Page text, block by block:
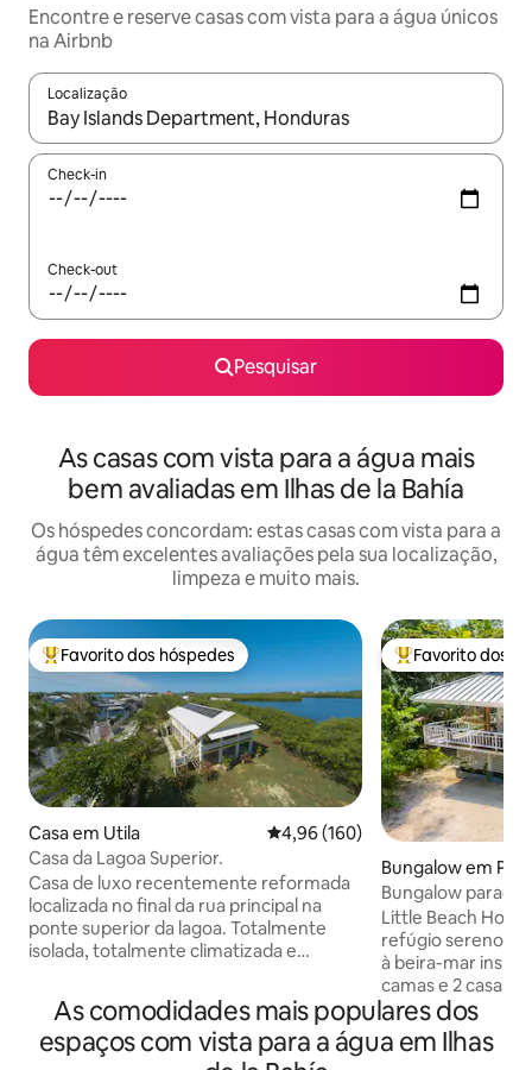
Encontre e reserve casas com vista para a água únicos
na Airbnb
Localização
Quando os resultados estiverem disponíveis, navegue com
Check-in
Check-out
Pesquisar
As casas com vista para a água mais
bem avaliadas em Ilhas de la Bahía
Os hóspedes concordam: estas casas com vista para a
água têm excelentes avaliações pela sua localização,
limpeza e muito mais.
Favoritos dos hóspedes mais apreciados
Favorito dos hóspedes
Casa em Utila Classificação média de 4,96 em
4,96 (160)
Casa da Lagoa Superior.
Casa de luxo recentemente reformada
localizada no final da rua principal na
ponte superior da lagoa. Totalmente
isolada, totalmente climatizada e
Construído de acordo com o código de
construção dos EUA. Curta caminhada
até centros de mergulho populares,
restaurantes, bares e Praia de Bando.
Favoritos dos
Favorito dos
Bungalow em
Bungalow
à praia de
Little Beach
refúgio sereno na
à beira-mar
camas e 2 casas
Bay, onde o
conforto
e Wi-Fi. Acorde
As comodidades mais populares dos
espaços com vista para a água em Ilhas